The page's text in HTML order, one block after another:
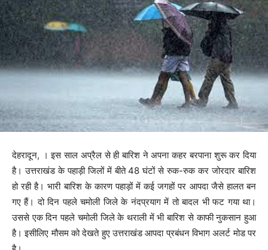
देहरादून, । इस साल अप्रैल से ही बारिश ने अपना कहर बरपाना शुरू कर दिया
है। उत्तराखंड के पहाड़ी जिलों में बीते 48 घंटों से रुक-रुक कर जोरदार बारिश
हो रही है। भारी बारिश के कारण पहाड़ों में कई जगहों पर आपदा जैसे हालत बन
गए हैं। दो दिन पहले चमोली जिले के नंदप्रयाग में तो बादल भी फट गया था।
उससे एक दिन पहले चमोली जिले के थराली में भी बारिश से काफी नुकसान हुआ
है। इसीलिए मौसम को देखते हुए उत्तराखंड आपदा प्रबंधन विभाग अलर्ट मोड पर